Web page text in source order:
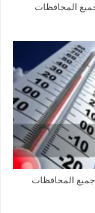
الاثنين 12-03-2018 في جميع المحافظات
الجمعة 09-03-2018 في جميع المحافظات